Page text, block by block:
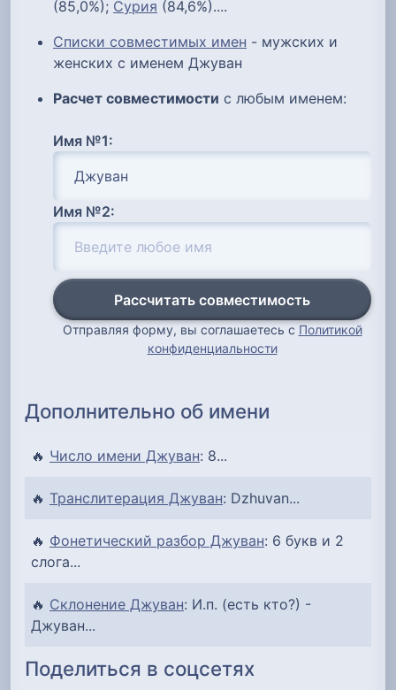
(85,0%); Сурия (84,6%)....
Списки совместимых имен - мужских и
женских с именем Джуван
Расчет совместимости с любым именем:
Имя №1:
Имя №2:
Рассчитать совместимость
Отправляя форму, вы соглашаетесь с Политикой
конфиденциальности
Дополнительно об имени
🔥 Число имени Джуван: 8...
🔥 Транслитерация Джуван: Dzhuvan...
🔥 Фонетический разбор Джуван: 6 букв и 2
слога...
🔥 Склонение Джуван: И.п. (есть кто?) -
Джуван...
Поделиться в соцсетях